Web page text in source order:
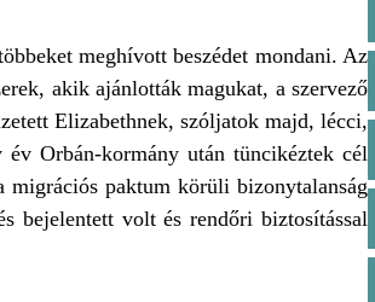
meghívott beszédet mondani. Az
akik ajánlották magukat, a szervező
Elizabethnek, szóljatok majd, lécci,
év Orbán-kormány után tüncikéztek cél
paktum körüli bizonytalanság
bejelentett volt és rendőri biztosítással